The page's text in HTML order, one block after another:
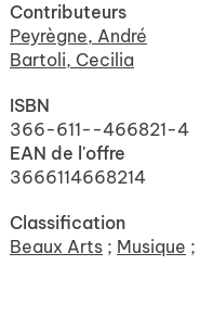
Contributeurs
Peyrègne, André
Bartoli, Cecilia
ISBN
366-611--466821-4
EAN de l'offre
3666114668214
Classification
Beaux Arts ; Musique ;